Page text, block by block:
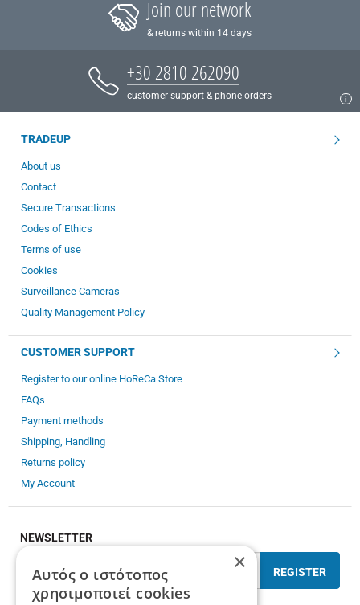
Join our network
& returns within 14 days
+30 2810 262090
customer support & phone orders
TRADEUP
About us
Contact
Secure Transactions
Codes of Ethics
Terms of use
Cookies
Surveillance Cameras
Quality Management Policy
CUSTOMER SUPPORT
Register to our online HoReCa Store
FAQs
Payment methods
Shipping, Handling
Returns policy
My Account
NEWSLETTER
REGISTER
×
Αυτός ο ιστότοπος
χρησιμοποιεί cookies